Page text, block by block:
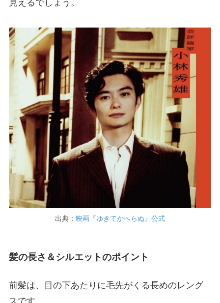
見えるでしょう。
出典： 映画『ゆきてかへらぬ』公式
髪の長さ＆シルエットのポイント
前髪は、目の下あたりに毛先がくる長めのレング